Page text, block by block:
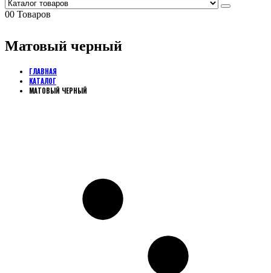
00 Товаров
Матовый черный
ГЛАВНАЯ
КАТАЛОГ
МАТОВЫЙ ЧЕРНЫЙ